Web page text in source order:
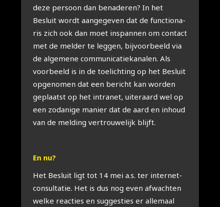
deze per­soon dan bena­de­ren? In het
Besluit wordt aan­ge­ge­ven dat de func­ti­o­na­
ris zich ook dan moet inspan­nen om con­tact
met de mel­der te leg­gen, bij­voor­beeld via
de alge­me­ne com­mu­ni­ca­tie­ka­na­len. Als
voor­beeld is in de toe­lich­ting op het Besluit
opge­no­men dat een bericht kan wor­den
geplaatst op het intra­net, uiter­aard wel op
een zoda­ni­ge manier dat de aard en inhoud
van de mel­ding ver­trou­we­lijk blijft.
En nu?
Het Besluit ligt tot 14 mei a.s. ter inter­net­
con­sul­ta­tie. Het is dus nog even afwach­ten
wel­ke reac­ties en sug­ges­ties er alle­maal